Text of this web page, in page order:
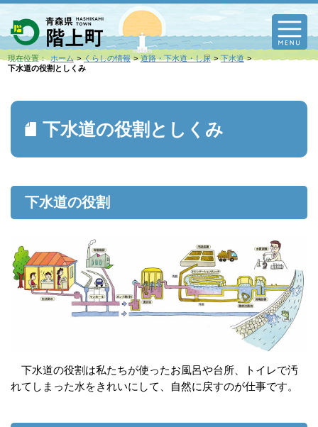
現在位置： ホーム くらしの情報 道路・下水道・し尿
下水道
下水道の役割としくみ
下水道の役割としくみ
下水道の役割
下水道の役割は私たちが使ったお風呂や台所、トイレで汚
れてしまった水をきれいにして、自然に戻すのが仕事です。